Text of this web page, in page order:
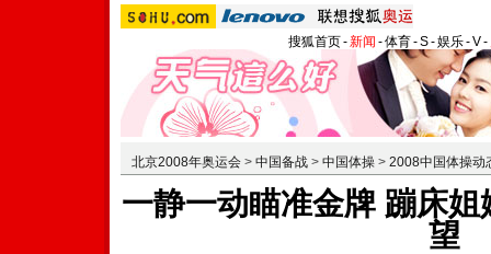
搜狐首页-新闻 -体育-S-娱乐-V-
北京2008年奥运会 > 中国备战 > 中国体操 > 2008中国体操动
一静一动瞄准金牌 蹦床
望